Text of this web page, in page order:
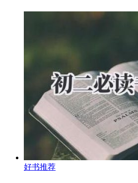
好书推荐